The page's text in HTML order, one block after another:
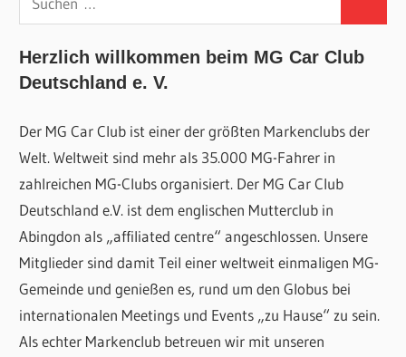
nach:
Herzlich willkommen beim MG Car Club
Deutschland e. V.
Der MG Car Club ist einer der größten Markenclubs der
Welt. Weltweit sind mehr als 35.000 MG-Fahrer in
zahlreichen MG-Clubs organisiert. Der MG Car Club
Deutschland e.V. ist dem englischen Mutterclub in
Abingdon als „affiliated centre“ angeschlossen. Unsere
Mitglieder sind damit Teil einer weltweit einmaligen MG-
Gemeinde und genießen es, rund um den Globus bei
internationalen Meetings und Events „zu Hause“ zu sein.
Als echter Markenclub betreuen wir mit unseren